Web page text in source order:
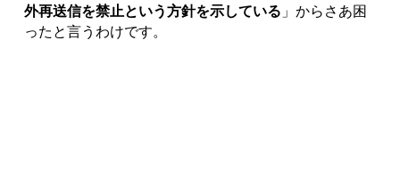
外再送信を禁止という方針を示している 」からさあ困
ったと言うわけです。